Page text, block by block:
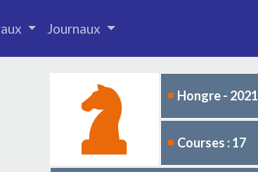
Journaux
Hongre - 2021
Courses : 17